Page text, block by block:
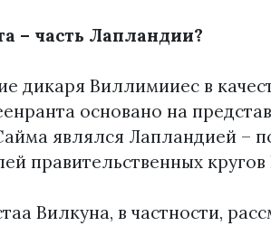
– часть Лапландии?
дикаря Виллимииес в
основано на
являлся Лапландией –
правительственных
Вилкуна, в частности,